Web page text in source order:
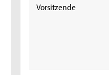
Vorsitzende